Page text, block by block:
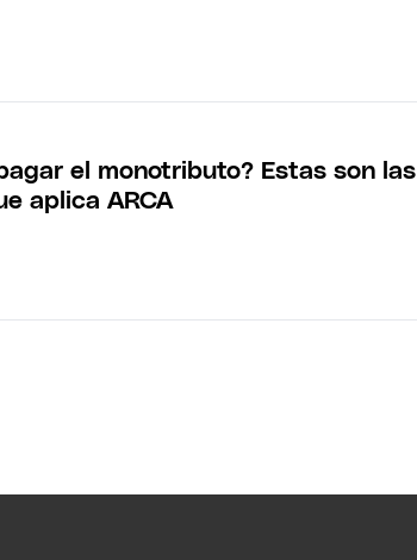
el monotributo? Estas son las
aplica ARCA